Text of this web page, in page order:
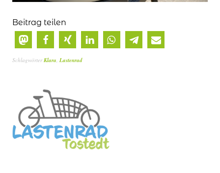
Beitrag teilen
SchlagwörterKlara Lastenrad